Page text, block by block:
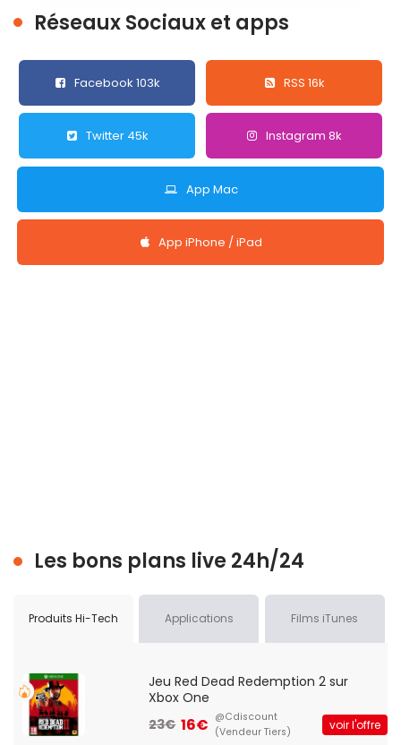
Réseaux Sociaux et apps
Facebook 103k RSS 16k
Twitter 45k Instagram 8k
App Mac
App iPhone / iPad
Les bons plans live 24h/24
Produits Hi-Tech Applications Films iTunes
Jeu Red Dead Redemption 2 sur
Xbox One
23€ 16€ @Cdiscount
(Vendeur Tiers)
voir l'offre